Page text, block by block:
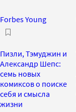
Forbes Young
Пизли, Тэмуджин и
Александр Шепс:
семь новых
комиксов о поиске
себя и смысла
жизни